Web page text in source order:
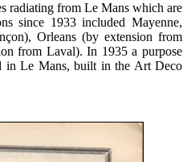
radiating from Le Mans which are
since 1933 included Mayenne,
Orleans (by extension from
from Laval). In 1935 a purpose
in Le Mans, built in the Art Deco